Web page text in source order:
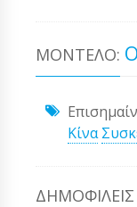
ΜΟΝΤΈΛΟ:
Κίνα